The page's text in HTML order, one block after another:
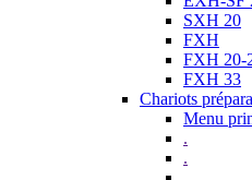
SXH 20
FXH
FXH 20-
FXH 33
Chariots
Menu
.
.